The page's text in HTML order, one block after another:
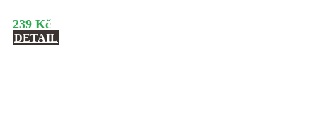
239 Kč
DETAIL